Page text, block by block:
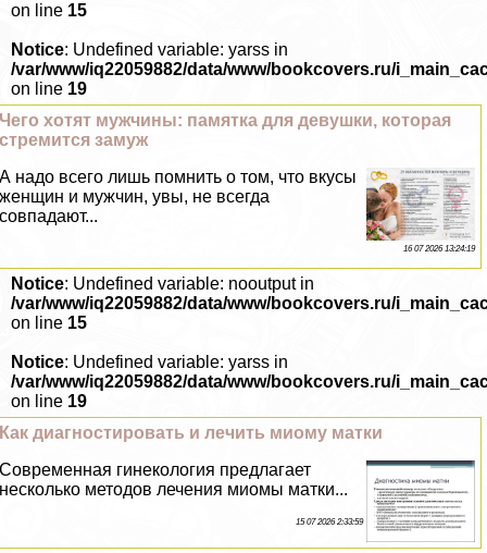
on line 15
Notice: Undefined variable: yarss in
/var/www/iq22059882/data/www/bookcovers.ru/
on line 19
Чего хотят мужчины: памятка для дeвyшки, которая
стремится замуж
А надо всего лишь помнить о том, что вкусы
женщин и мужчин, увы, не всегда
совпадают...
16 07 2026 13:24:19
Notice: Undefined variable: nooutput in
/var/www/iq22059882/data/www/bookcovers.ru/
on line 15
Notice: Undefined variable: yarss in
/var/www/iq22059882/data/www/bookcovers.ru/
on line 19
Как диагностировать и лечить миому матки
Современная гинекология предлагает
несколько методов лечения миомы матки...
15 07 2026 2:33:59